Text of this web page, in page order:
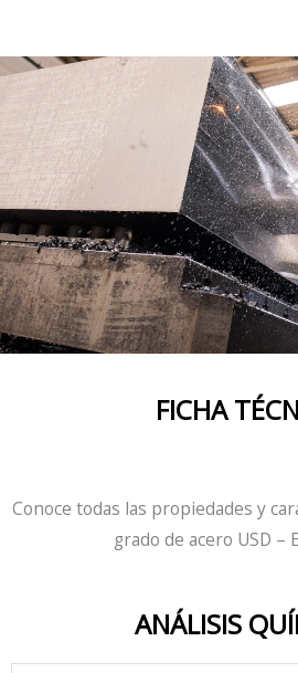
FICHA
Conoce todas las propiedades y
grado de acero USD –
ANÁLISIS